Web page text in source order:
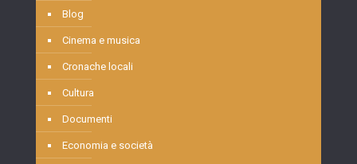
Blog
Cinema e musica
Cronache locali
Cultura
Documenti
Economia e società